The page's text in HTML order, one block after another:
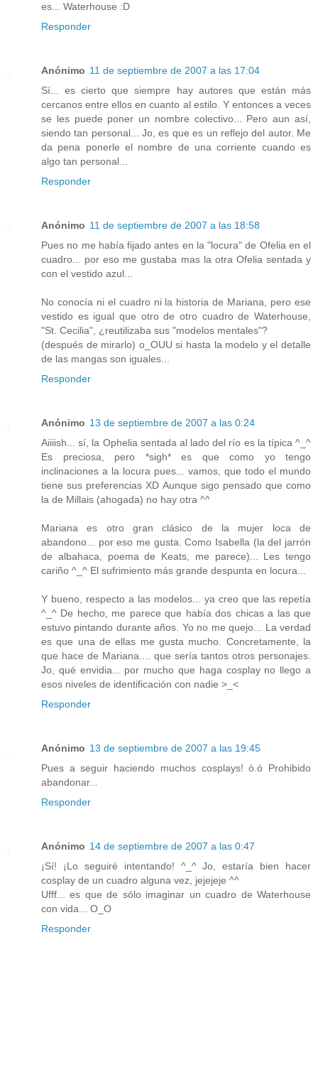
es... Waterhouse :D
Responder
Anónimo 11 de septiembre de 2007 a las 17:04
Sí... es cierto que siempre hay autores que están más
cercanos entre ellos en cuanto al estilo. Y entonces a veces
se les puede poner un nombre colectivo... Pero aun así,
siendo tan personal... Jo, es que es un reflejo del autor. Me
da pena ponerle el nombre de una corriente cuando es
algo tan personal...
Responder
Anónimo 11 de septiembre de 2007 a las 18:58
Pues no me había fijado antes en la "locura" de Ofelia en el
cuadro... por eso me gustaba mas la otra Ofelia sentada y
con el vestido azul...
No conocía ni el cuadro ni la historia de Mariana, pero ese
vestido es igual que otro de otro cuadro de Waterhouse,
"St. Cecilia", ¿reutilizaba sus "modelos mentales"?
(después de mirarlo) o_OUU si hasta la modelo y el detalle
de las mangas son iguales...
Responder
Anónimo 13 de septiembre de 2007 a las 0:24
Aiiiish... sí, la Ophelia sentada al lado del río es la típica ^_^
Es preciosa, pero *sigh* es que como yo tengo
inclinaciones a la locura pues... vamos, que todo el mundo
tiene sus preferencias XD Aunque sigo pensado que como
la de Millais (ahogada) no hay otra ^^
Mariana es otro gran clásico de la mujer loca de
abandono... por eso me gusta. Como Isabella (la del jarrón
de albahaca, poema de Keats, me parece)... Les tengo
cariño ^_^ El sufrimiento más grande despunta en locura...
Y bueno, respecto a las modelos... ya creo que las repetía
^_^ De hecho, me parece que había dos chicas a las que
estuvo pintando durante años. Yo no me quejo... La verdad
es que una de ellas me gusta mucho. Concretamente, la
que hace de Mariana.... que sería tantos otros personajes.
Jo, qué envidia... por mucho que haga cosplay no llego a
esos niveles de identificación con nadie >_<
Responder
Anónimo 13 de septiembre de 2007 a las 19:45
Pues a seguir haciendo muchos cosplays! ò.ó Prohibido
abandonar...
Responder
Anónimo 14 de septiembre de 2007 a las 0:47
¡Sí! ¡Lo seguiré intentando! ^_^ Jo, estaría bien hacer
cosplay de un cuadro alguna vez, jejejeje ^^
Ufff... es que de sólo imaginar un cuadro de Waterhouse
con vida... O_O
Responder